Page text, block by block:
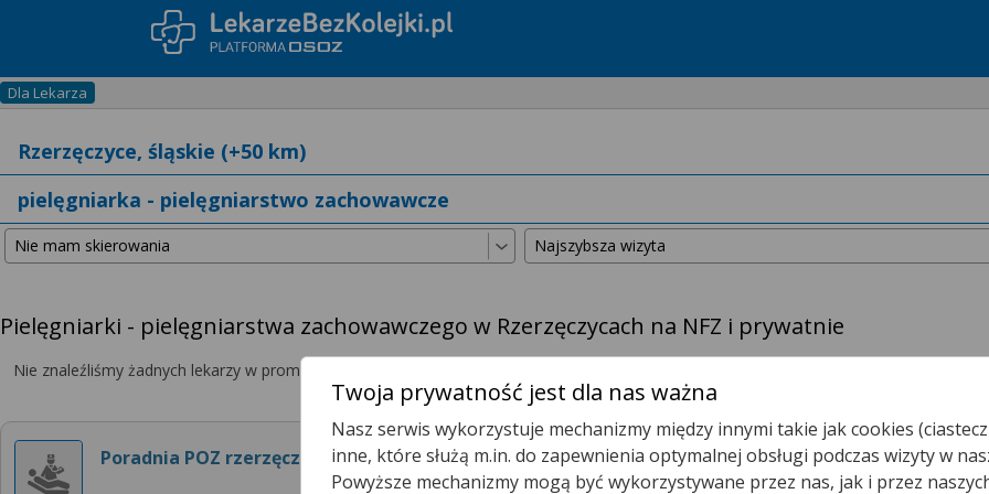
Dla Lekarza
Pielęgniarki - pielęgniarstwa zachowawczego w Rzerzęczycach na NFZ i prywatnie
Nie znaleźliśmy żadnych lekarzy w promieniu
Poradnia POZ rzerzęczyce Poradnia POZ Rzerzęczyce
Twoja prywatność jest dla nas ważna
Nasz serwis wykorzystuje mechanizmy między innymi takie jak cookies
inne, które służą m.in. do zapewnienia optymalnej obsługi podczas wizyty w
Powyższe mechanizmy mogą być wykorzystywane przez nas, jak i przez